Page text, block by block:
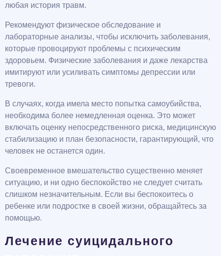
любая история травм.
Рекомендуют физическое обследование и
лабораторные анализы, чтобы исключить заболевания,
которые провоцируют проблемы с психическим
здоровьем. Физические заболевания и даже лекарства
имитируют или усиливать симптомы депрессии или
тревоги.
В случаях, когда имела место попытка самоубийства,
необходима более немедленная оценка. Это может
включать оценку непосредственного риска, медицинскую
стабилизацию и план безопасности, гарантирующий, что
человек не останется один.
Своевременное вмешательство существенно меняет
ситуацию, и ни одно беспокойство не следует считать
слишком незначительным. Если вы беспокоитесь о
ребенке или подростке в своей жизни, обращайтесь за
помощью.
Лечение суицидального